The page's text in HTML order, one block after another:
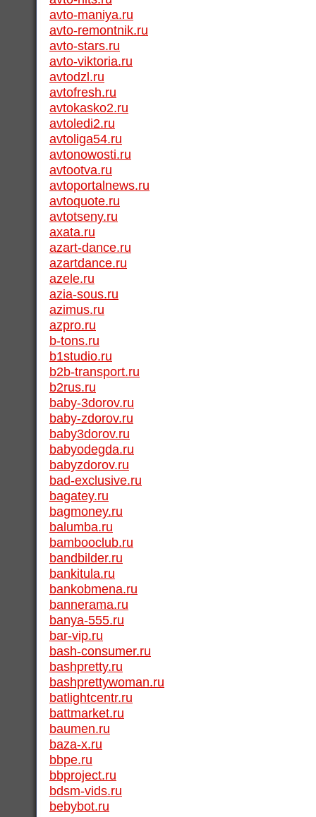
avto-maniya.ru
avto-remontnik.ru
avto-stars.ru
avto-viktoria.ru
avtodzl.ru
avtofresh.ru
avtokasko2.ru
avtoledi2.ru
avtoliga54.ru
avtonowosti.ru
avtootva.ru
avtoportalnews.ru
avtoquote.ru
avtotseny.ru
axata.ru
azart-dance.ru
azartdance.ru
azele.ru
azia-sous.ru
azimus.ru
azpro.ru
b-tons.ru
b1studio.ru
b2b-transport.ru
b2rus.ru
baby-3dorov.ru
baby-zdorov.ru
baby3dorov.ru
babyodegda.ru
babyzdorov.ru
bad-exclusive.ru
bagatey.ru
bagmoney.ru
balumba.ru
bambooclub.ru
bandbilder.ru
bankitula.ru
bankobmena.ru
bannerama.ru
banya-555.ru
bar-vip.ru
bash-consumer.ru
bashpretty.ru
bashprettywoman.ru
batlightcentr.ru
battmarket.ru
baumen.ru
baza-x.ru
bbpe.ru
bbproject.ru
bdsm-vids.ru
bebybot.ru